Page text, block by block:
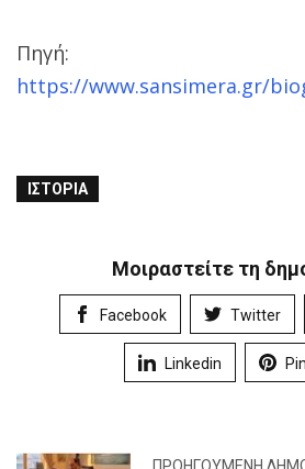
Πηγή:
https://www.sansimera.gr/
ΙΣΤΟΡΊΑ
Μοιραστείτε τη
Facebook Twitter
Linkedin
ΠΡΟΗΓΟΎΜΕΝΗ